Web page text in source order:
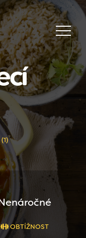
OBTÍŽNOST